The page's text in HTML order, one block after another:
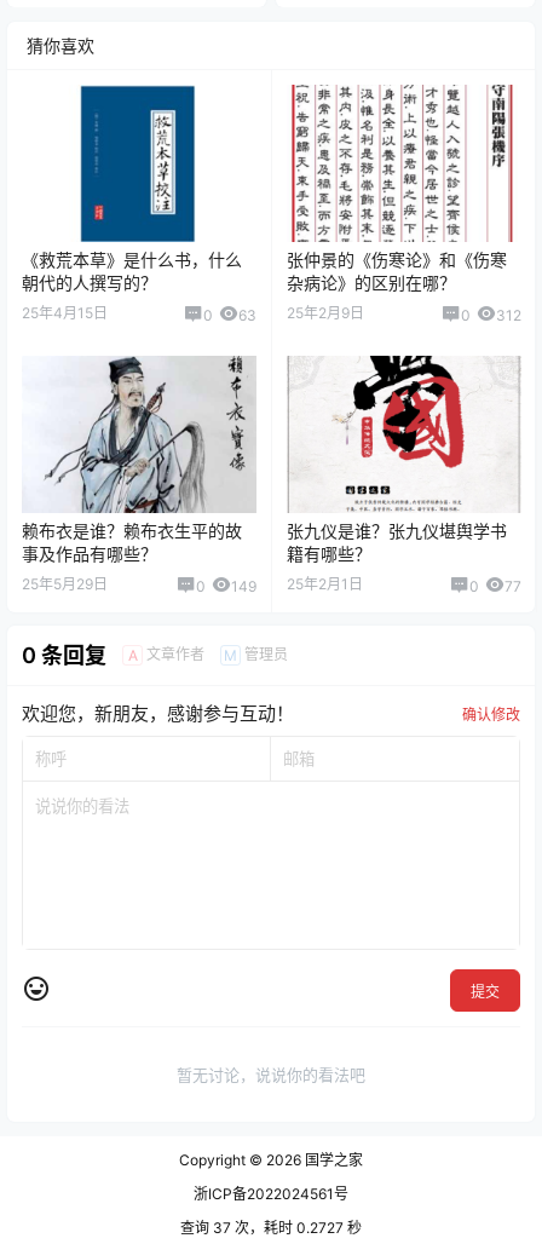
猜你喜欢
《救荒本草》是什么书，什么
朝代的人撰写的？
25年4月15日 0 63
张仲景的《伤寒论》和《伤寒
杂病论》的区别在哪？
25年2月9日 0 312
赖布衣是谁？赖布衣生平的故
事及作品有哪些？
25年5月29日 0 149
张九仪是谁？张九仪堪舆学书
籍有哪些？
25年2月1日 0 77
0 条回复 A 文章作者 M 管理员
欢迎您，新朋友，感谢参与互动！ 确认修改
提交
暂无讨论，说说你的看法吧
Copyright © 2026 国学之家
浙ICP备2022024561号
查询 37 次，耗时 0.2727 秒